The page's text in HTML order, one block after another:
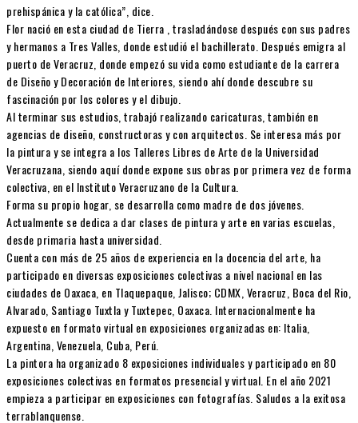
prehispánica y la católica”, dice.
Flor nació en esta ciudad de Tierra , trasladándose después con sus padres
y hermanos a Tres Valles, donde estudió el bachillerato. Después emigra al
puerto de Veracruz, donde empezó su vida como estudiante de la carrera
de Diseño y Decoración de Interiores, siendo ahí donde descubre su
fascinación por los colores y el dibujo.
Al terminar sus estudios, trabajó realizando caricaturas, también en
agencias de diseño, constructoras y con arquitectos. Se interesa más por
la pintura y se integra a los Talleres Libres de Arte de la Universidad
Veracruzana, siendo aquí donde expone sus obras por primera vez de forma
colectiva, en el Instituto Veracruzano de la Cultura.
Forma su propio hogar, se desarrolla como madre de dos jóvenes.
Actualmente se dedica a dar clases de pintura y arte en varias escuelas,
desde primaria hasta universidad.
Cuenta con más de 25 años de experiencia en la docencia del arte, ha
participado en diversas exposiciones colectivas a nivel nacional en las
ciudades de Oaxaca, en Tlaquepaque, Jalisco; CDMX, Veracruz, Boca del Rio,
Alvarado, Santiago Tuxtla y Tuxtepec, Oaxaca. Internacionalmente ha
expuesto en formato virtual en exposiciones organizadas en: Italia,
Argentina, Venezuela, Cuba, Perú.
La pintora ha organizado 8 exposiciones individuales y participado en 80
exposiciones colectivas en formatos presencial y virtual. En el año 2021
empieza a participar en exposiciones con fotografías. Saludos a la exitosa
terrablanquense.